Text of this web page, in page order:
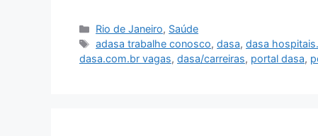
Categories
Rio de Janeiro, Saúde
Tags
adasa trabalhe conosco,dasa,dasa
dasa.com.br vagas, dasa/carreiras, portal dasa,